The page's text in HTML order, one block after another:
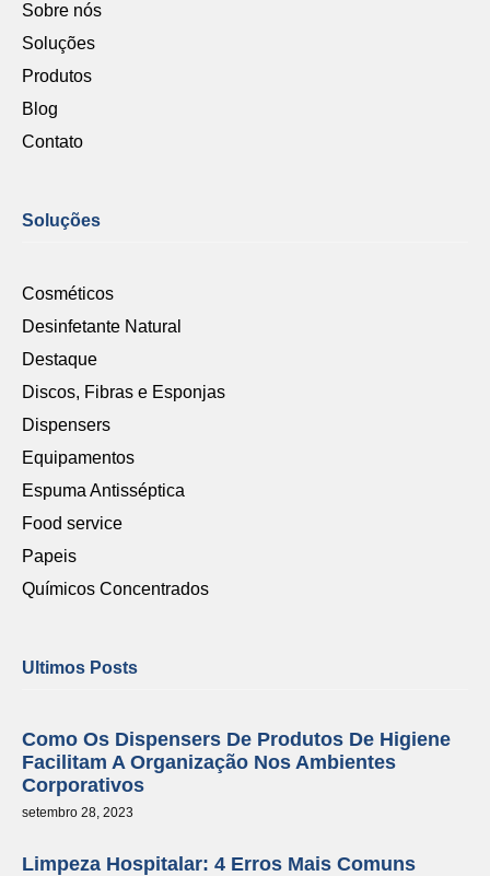
Sobre nós
Soluções
Produtos
Blog
Contato
Soluções
Cosméticos
Desinfetante Natural
Destaque
Discos, Fibras e Esponjas
Dispensers
Equipamentos
Espuma Antisséptica
Food service
Papeis
Químicos Concentrados
Ultimos Posts
Como Os Dispensers De Produtos De Higiene
Facilitam A Organização Nos Ambientes
Corporativos
setembro 28, 2023
Limpeza Hospitalar: 4 Erros Mais Comuns